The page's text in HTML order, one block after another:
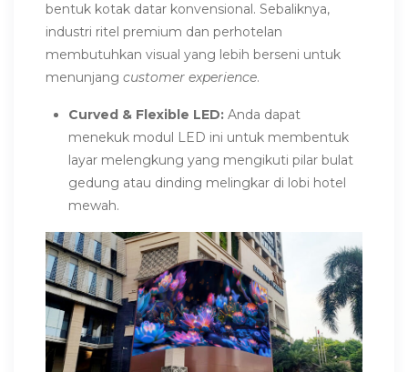
bentuk kotak datar konvensional. Sebaliknya,
industri ritel premium dan perhotelan
membutuhkan visual yang lebih berseni untuk
menunjang customer experience.
Curved & Flexible LED: Anda dapat
menekuk modul LED ini untuk membentuk
layar melengkung yang mengikuti pilar bulat
gedung atau dinding melingkar di lobi hotel
mewah.